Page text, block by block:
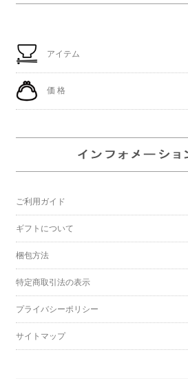
アイテム
価 格
ご利用ガイド
ギフトについて
梱包方法
特定商取引法の表示
プライバシーポリシー
サイトマップ